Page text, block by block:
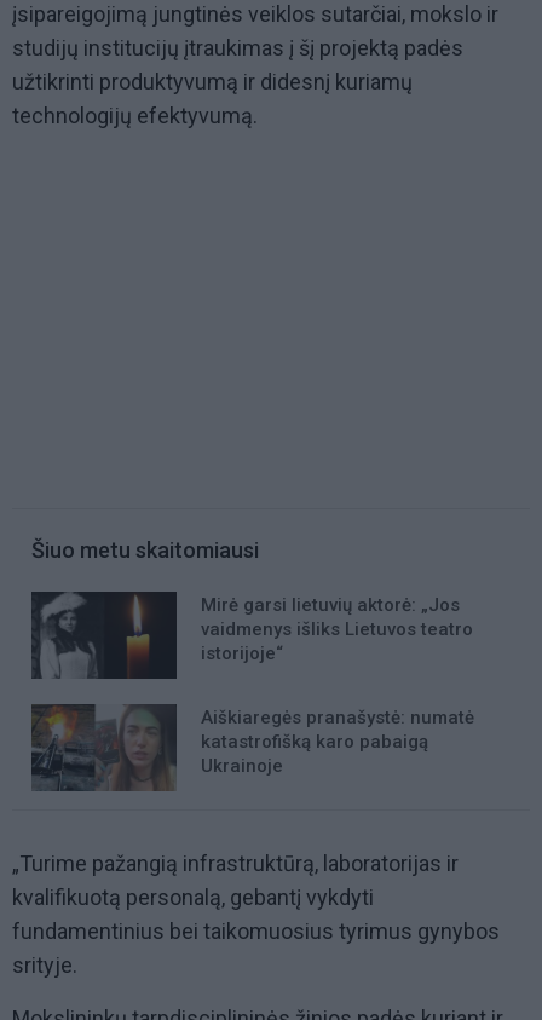
įsipareigojimą jungtinės veiklos sutarčiai, mokslo ir
studijų institucijų įtraukimas į šį projektą padės
užtikrinti produktyvumą ir didesnį kuriamų
technologijų efektyvumą.
Šiuo metu skaitomiausi
Mirė garsi lietuvių aktorė: „Jos
vaidmenys išliks Lietuvos teatro
istorijoje“
Aiškiaregės pranašystė: numatė
katastrofišką karo pabaigą
Ukrainoje
„Turime pažangią infrastruktūrą, laboratorijas ir
kvalifikuotą personalą, gebantį vykdyti
fundamentinius bei taikomuosius tyrimus gynybos
srityje.